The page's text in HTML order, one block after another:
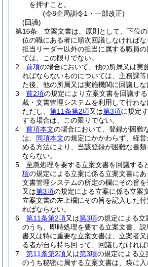
を押すこと。
(令8企局訓令1・一部改正)
(回議)
第16条
立案文書は、原則として、下位
位の職にある者に順次回議しなければな
担当リーダー以外の担当に属する職員
ては、この限りでない。
2
前項の場合において、他の所属又は実
ればならないものについては、主務課
た後、他の所属又は実施機関に回議しな
3
前2項の規定により立案文書を回議す
裁・文書管理システムを利用して行わな
ただし、 第11条第2項又は第3項に規定
する場合は、この限りでない。
4
前項本文の場合において、登録が困難
は、 同項本文の規定にかかわらず、経
める方法により、当該登録が困難な書
ならない。
5
至急処理を要する立案文書を回議する
項の規定による立案に係る立案文書にあ
文書管理システムの所定の欄にその旨を
又は第3項の規定による立案に係る立案
立案文書の左上欄にその旨を記入した
ればならない。
6
第11条第2項又は第3項の規定による立
のうち、即時処理を要する立案文書、
書又は特に重要な立案文書は、立案者
る者が自ら持ち回って、回議しなければ
7
第11条第2項又は第3項の規定による立
のうち秘密に属する立案文書は、袋に